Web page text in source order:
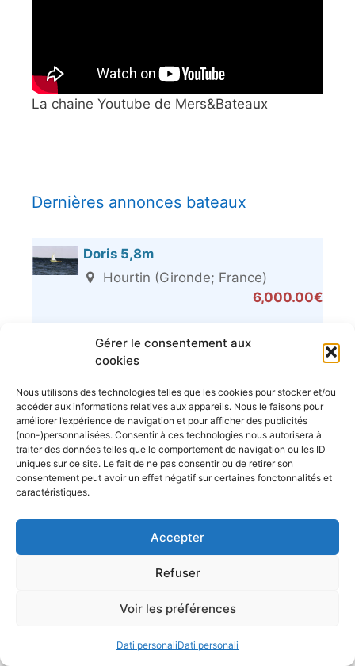
Gérer le consentement aux
cookies
Nous utilisons des technologies telles que les cookies pour stocker et/ou
accéder aux informations relatives aux appareils. Nous le faisons pour
améliorer l’expérience de navigation et pour afficher des publicités
(non-)personnalisées. Consentir à ces technologies nous autorisera à
traiter des données telles que le comportement de navigation ou les ID
uniques sur ce site. Le fait de ne pas consentir ou de retirer son
consentement peut avoir un effet négatif sur certaines fonctonnalités et
caractéristiques.
Accepter
Refuser
Voir les préférences
Dati personaliDati personali
La chaine Youtube de Mers&Bateaux
Dernières annonces bateaux
Doris 5,8m
Hourtin (Gironde; France)
6,000.00€
La Roche Bernard
Vente voilier Jeanneau Symphonie
1982
La Rochelle
19,000.00€
Déposez votre annonce bateau